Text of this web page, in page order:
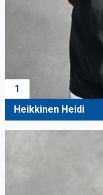
1
Heikkinen Heidi